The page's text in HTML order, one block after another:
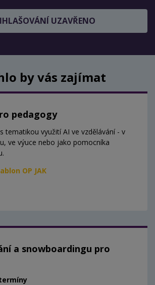
UZAVŘENO
by vás zajímat
pedagogy
tematikou využití AI ve vzdělávání - v
ve výuce nebo jako pomocníka
OP JAK
a snowboardingu pro